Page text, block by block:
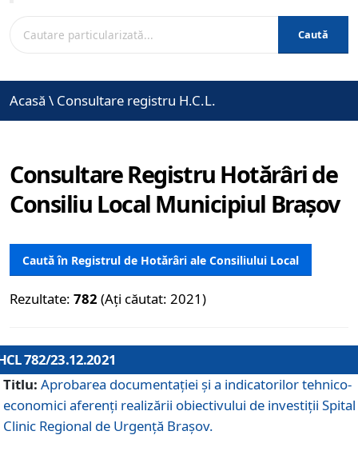
Caută
Acasă \ Consultare registru H.C.L.
Consultare Registru Hotărâri de
Consiliu Local Municipiul Brașov
Caută în Registrul de Hotărâri ale Consiliului Local
Rezultate: 782 (Ați căutat: 2021)
782/23.12.2021
Titlu: Aprobarea documentației și a indicatorilor tehnico-
economici aferenți realizării obiectivului de investiții Spital
Clinic Regional de Urgență Brașov.